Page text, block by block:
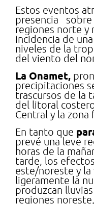
Estos eventos
presencia sobre
regiones norte y
incidencia de
niveles de la
del viento del
La Onamet,
precipitaciones
trascursos de la
del litoral
Central y la
En tanto que
prevé una leve
horas de la
tarde, los
este/noreste y la
ligeramente la
produzcan
regiones